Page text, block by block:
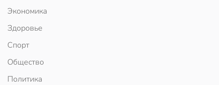
Экономика
Здоровье
Спорт
Общество
Политика